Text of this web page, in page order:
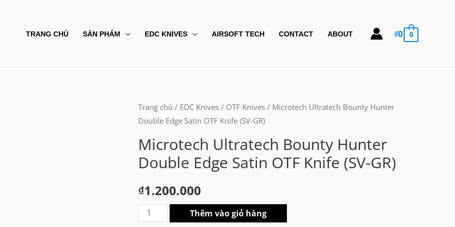
TRANG CHỦ SẢN PHẨM EDC KNIVES AIRSOFT TECH CONTACT ABOUT ₫0 0
Trang chủ / EDC Knives / OTF Knives / Microtech Ultratech Bounty Hunter
Double Edge Satin OTF Knife (SV-GR)
Microtech Ultratech Bounty Hunter
Double Edge Satin OTF Knife (SV-GR)
₫1.200.000
Microtech
Thêm vào giỏ hàng